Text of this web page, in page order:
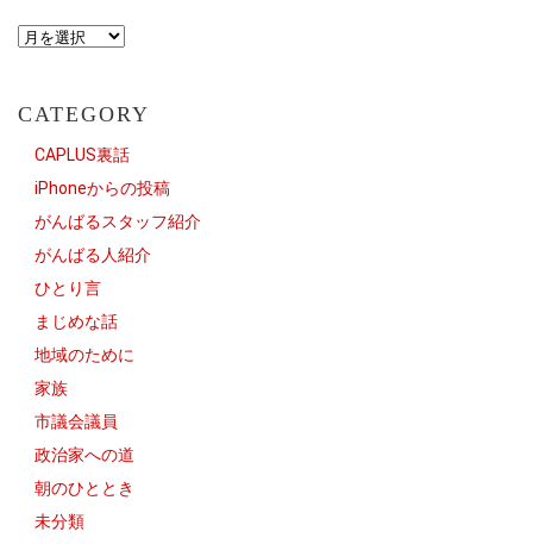
CATEGORY
CAPLUS裏話
iPhoneからの投稿
がんばるスタッフ紹介
がんばる人紹介
ひとり言
まじめな話
地域のために
家族
市議会議員
政治家への道
朝のひととき
未分類